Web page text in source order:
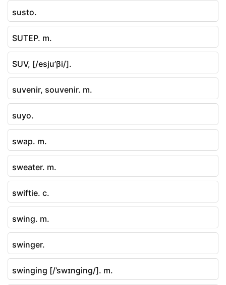
susto.
SUTEP. m.
SUV, [/esju’βi/].
suvenir, souvenir. m.
suyo.
swap. m.
sweater. m.
swiftie. c.
swing. m.
swinger.
swinging [/’swɪnging/]. m.